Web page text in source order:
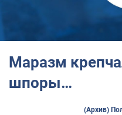
Маразм
шпоры…
(Архив)